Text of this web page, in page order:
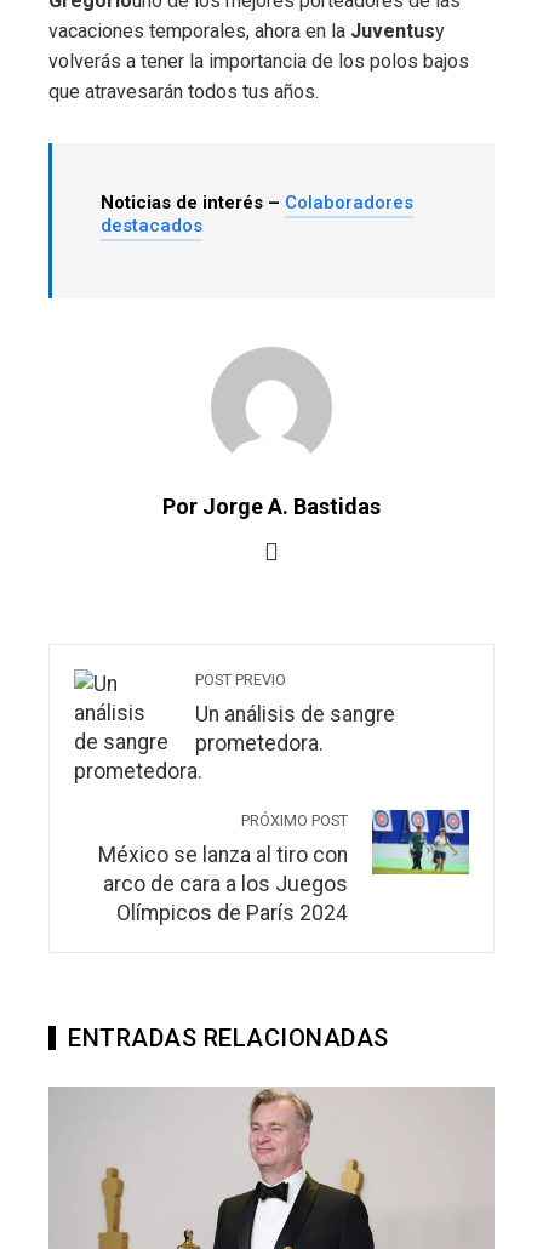
vacaciones temporales, ahora en la Juventusy
volverás a tener la importancia de los polos bajos
que atravesarán todos tus años.
Noticias de interés – Colaboradores
destacados
Por Jorge A. Bastidas
POST PREVIO
Un análisis de sangre
prometedora.
PRÓXIMO POST
México se lanza al tiro con
arco de cara a los Juegos
Olímpicos de París 2024
ENTRADAS RELACIONADAS